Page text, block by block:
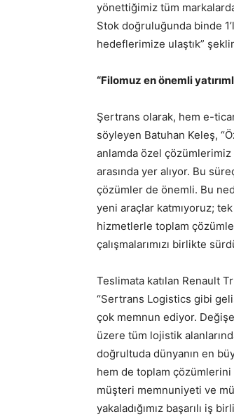
yönettiğimiz tüm
Stok doğruluğunda binde
hedeflerimize ulaştık”
“Filomuz en önemli
Şertrans olarak, hem e-
söyleyen Batuhan Keleş,
anlamda özel çözümlerimiz
arasında yer alıyor. Bu
çözümler de önemli. Bu
yeni araçlar katmıyoruz;
hizmetlerle toplam
çalışmalarımızı birlikte
Teslimata katılan Renault
“Sertrans Logistics gibi
çok memnun ediyor.
üzere tüm lojistik
doğrultuda dünyanın en
hem de toplam
müşteri memnuniyeti ve
yakaladığımız başarılı iş